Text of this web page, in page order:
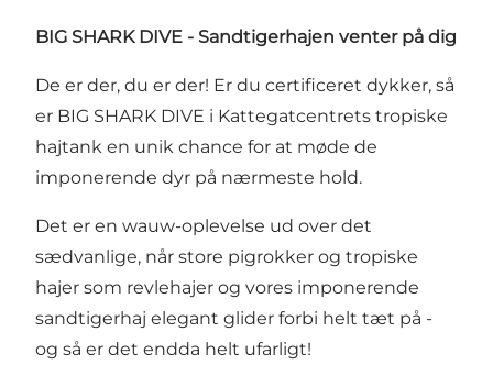
BIG SHARK DIVE - Sandtigerhajen venter på dig
De er der, du er der! Er du certificeret dykker, så
er BIG SHARK DIVE i Kattegatcentrets tropiske
hajtank en unik chance for at møde de
imponerende dyr på nærmeste hold.
Det er en wauw-oplevelse ud over det
sædvanlige, når store pigrokker og tropiske
hajer som revlehajer og vores imponerende
sandtigerhaj elegant glider forbi helt tæt på -
og så er det endda helt ufarligt!